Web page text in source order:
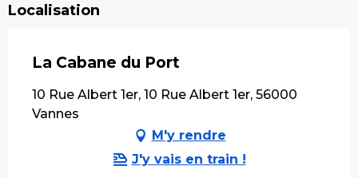
Localisation
La Cabane du Port
10 Rue Albert 1er, 10 Rue Albert 1er, 56000
Vannes
M'y rendre
J'y vais en train !